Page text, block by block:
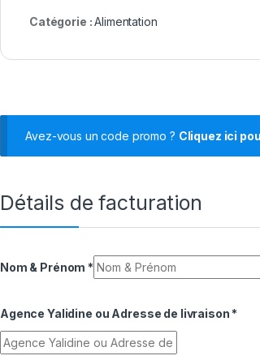
Catégorie :Alimentation
Avez-vous un code promo ? Cliquez ici
Détails de facturation
Nom & Prénom *
Agence Yalidine ou Adresse de livraison *